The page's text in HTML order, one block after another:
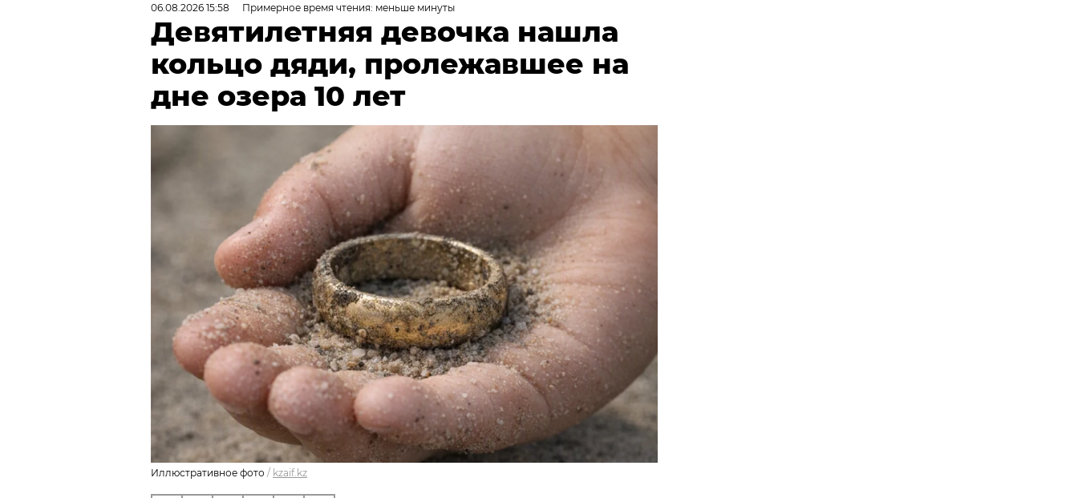
06.08.2026 15:58 Примерное время чтения: меньше минуты
Девятилетняя девочка нашла
кольцо дяди, пролежавшее на
дне озера 10 лет
Иллюстративное фото / kzaif.kz